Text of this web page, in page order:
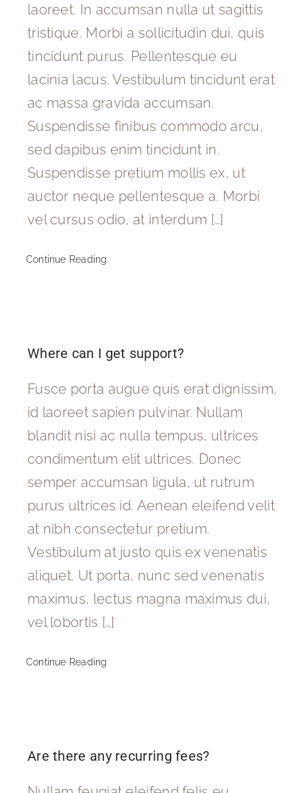
laoreet. In accumsan nulla ut sagittis
tristique. Morbi a sollicitudin dui, quis
tincidunt purus. Pellentesque eu
lacinia lacus. Vestibulum tincidunt erat
ac massa gravida accumsan.
Suspendisse finibus commodo arcu,
sed dapibus enim tincidunt in.
Suspendisse pretium mollis ex, ut
auctor neque pellentesque a. Morbi
vel cursus odio, at interdum […]
Continue Reading
Where can I get support?
Fusce porta augue quis erat dignissim,
id laoreet sapien pulvinar. Nullam
blandit nisi ac nulla tempus, ultrices
condimentum elit ultrices. Donec
semper accumsan ligula, ut rutrum
purus ultrices id. Aenean eleifend velit
at nibh consectetur pretium.
Vestibulum at justo quis ex venenatis
aliquet. Ut porta, nunc sed venenatis
maximus, lectus magna maximus dui,
vel lobortis […]
Continue Reading
Are there any recurring fees?